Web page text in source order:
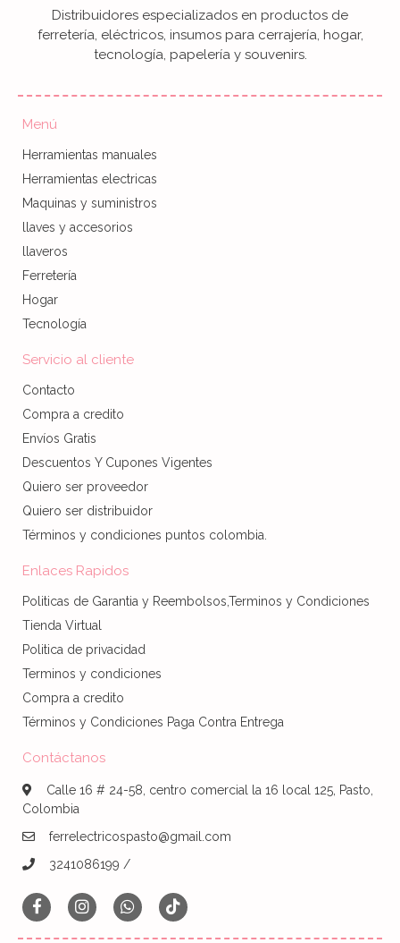
Distribuidores especializados en productos de
ferretería, eléctricos, insumos para cerrajería, hogar,
tecnología, papelería y souvenirs.
Menú
Herramientas manuales
Herramientas electricas
Maquinas y suministros
llaves y accesorios
llaveros
Ferretería
Hogar
Tecnología
Servicio al cliente
Contacto
Compra a credito
Envíos Gratis
Descuentos Y Cupones Vigentes
Quiero ser proveedor
Quiero ser distribuidor
Términos y condiciones puntos colombia.
Enlaces Rapidos
Politicas de Garantia y Reembolsos,Terminos y Condiciones
Tienda Virtual
Politica de privacidad
Terminos y condiciones
Compra a credito
Términos y Condiciones Paga Contra Entrega
Contáctanos
Calle 16 # 24-58, centro comercial la 16 local 125, Pasto,
Colombia
ferrelectricospasto@gmail.com
3241086199 /